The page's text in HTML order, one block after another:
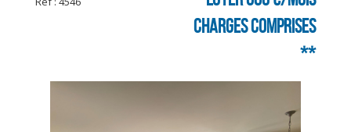
charges comprises
**